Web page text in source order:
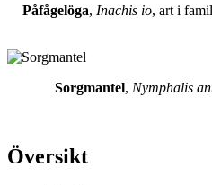
Påfågelöga, Inachis io, art i
Sorgmantel, Nymphalis
Översikt